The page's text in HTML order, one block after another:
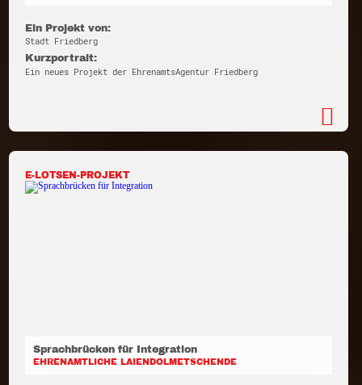
Ein Projekt von:
Stadt Friedberg
Kurzportrait:
Ein neues Projekt der EhrenamtsAgentur Friedberg
E-LOTSEN-PROJEKT
Sprachbrücken für Integration
EHRENAMTLICHE LAIENDOLMETSCHENDE